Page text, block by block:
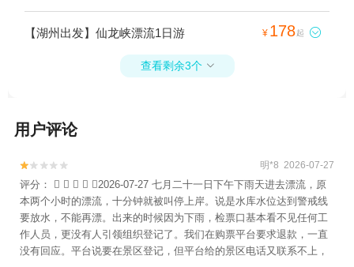
杭坑+安吉宋茗茶博园+云漂鲁家+空中漂流
+安吉寻梦桃花源1日游
【湖州出发】仙龙峡漂流1日游 ¥ 178起 
查看剩余3个 
用户评论

 明*8 2026-07-27
评分：     2026-07-27 七月二十一日下午下雨天进去漂流，原
本两个小时的漂流，十分钟就被叫停上岸。说是水库水位达到警戒线
要放水，不能再漂。出来的时候因为下雨，检票口基本看不见任何工
作人员，更没有人引领组织登记了。我们在购票平台要求退款，一直
没有回应。平台说要在景区登记，但平台给的景区电话又联系不上，